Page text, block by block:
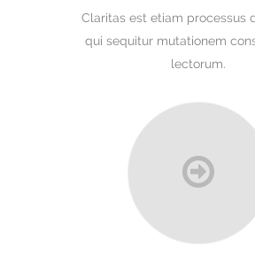
Claritas est etiam processus
qui sequitur mutationem
lectorum.